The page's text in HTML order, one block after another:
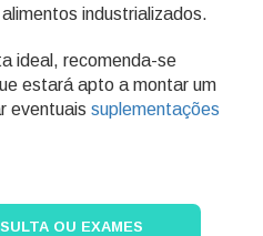
industrializados.
ideal, recomenda-se
estará apto a montar um
eventuais suplementações
OU EXAMES